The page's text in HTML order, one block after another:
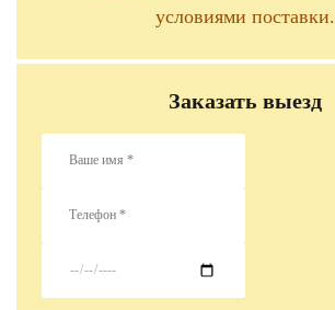
условиями поставки.
Заказать выезд